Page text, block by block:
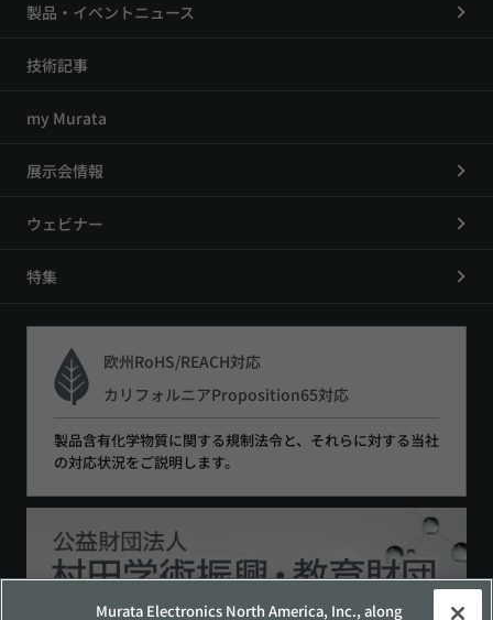
製品・イベントニュース
技術記事
my Murata
展示会情報
ウェビナー
特集
欧州RoHS/REACH対応
カリフォルニアProposition65対応
製品含有化学物質に関する規制法令と、それらに対する当社
の対応状況をご説明します。
Murata Electronics North America, Inc., along